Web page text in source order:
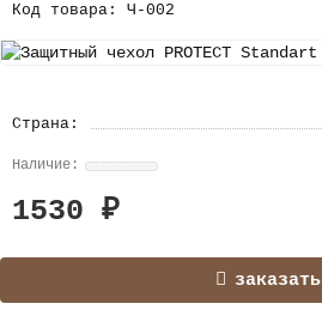
Код товара: Ч-002
Страна:
1530 ₽
заказать